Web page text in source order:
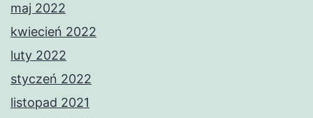
maj 2022
kwiecień 2022
luty 2022
styczeń 2022
listopad 2021